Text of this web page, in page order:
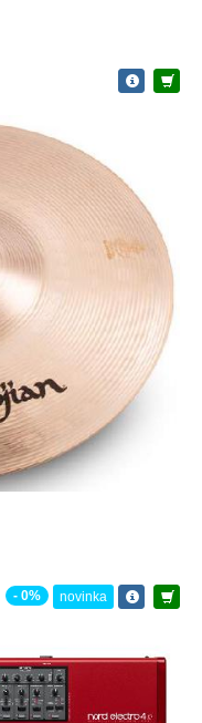
- 0% novinka